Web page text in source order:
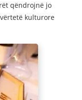
qëndrojnë jo
kulturore